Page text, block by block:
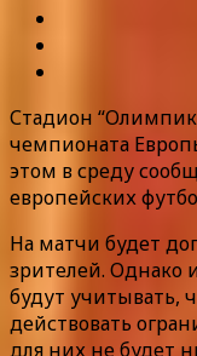
Стадион
чемпионата
этом в среду
европейских
На матчи будет
зрителей.
будут учитывать,
действовать
для них не будет